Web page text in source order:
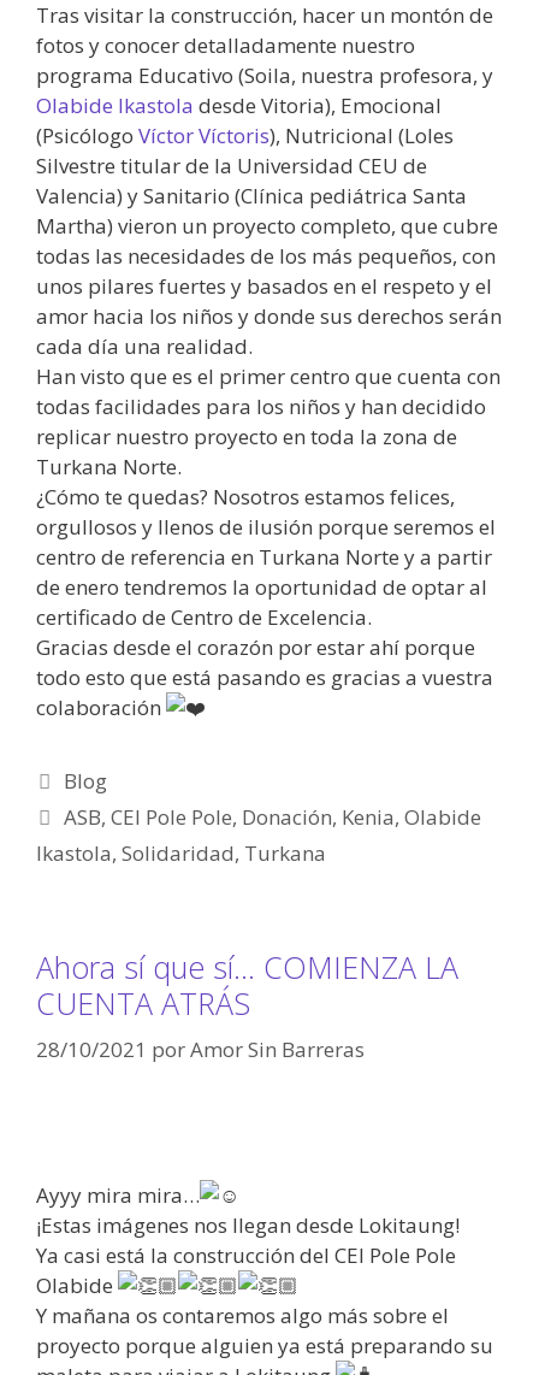
Tras visitar la construcción, hacer un montón de
fotos y conocer detalladamente nuestro
programa Educativo (Soila, nuestra profesora, y
Olabide Ikastola desde Vitoria), Emocional
(Psicólogo Víctor Víctoris), Nutricional (Loles
Silvestre titular de la Universidad CEU de
Valencia) y Sanitario (Clínica pediátrica Santa
Martha) vieron un proyecto completo, que cubre
todas las necesidades de los más pequeños, con
unos pilares fuertes y basados en el respeto y el
amor hacia los niños y donde sus derechos serán
cada día una realidad.
Han visto que es el primer centro que cuenta con
todas facilidades para los niños y han decidido
replicar nuestro proyecto en toda la zona de
Turkana Norte.
¿Cómo te quedas? Nosotros estamos felices,
orgullosos y llenos de ilusión porque seremos el
centro de referencia en Turkana Norte y a partir
de enero tendremos la oportunidad de optar al
certificado de Centro de Excelencia.
Gracias desde el corazón por estar ahí porque
todo esto que está pasando es gracias a vuestra
colaboración
Blog
ASB,CEI Pole Pole, Donación, Kenia,Olabide
Ikastola, Solidaridad, Turkana
Ahora sí que sí… COMIENZA LA
CUENTA ATRÁS
28/10/2021 porAmor Sin Barreras
Ayyy mira mira…
¡Estas imágenes nos llegan desde Lokitaung!
Ya casi está la construcción del CEI Pole Pole
Olabide
Y mañana os contaremos algo más sobre el
proyecto porque alguien ya está preparando su